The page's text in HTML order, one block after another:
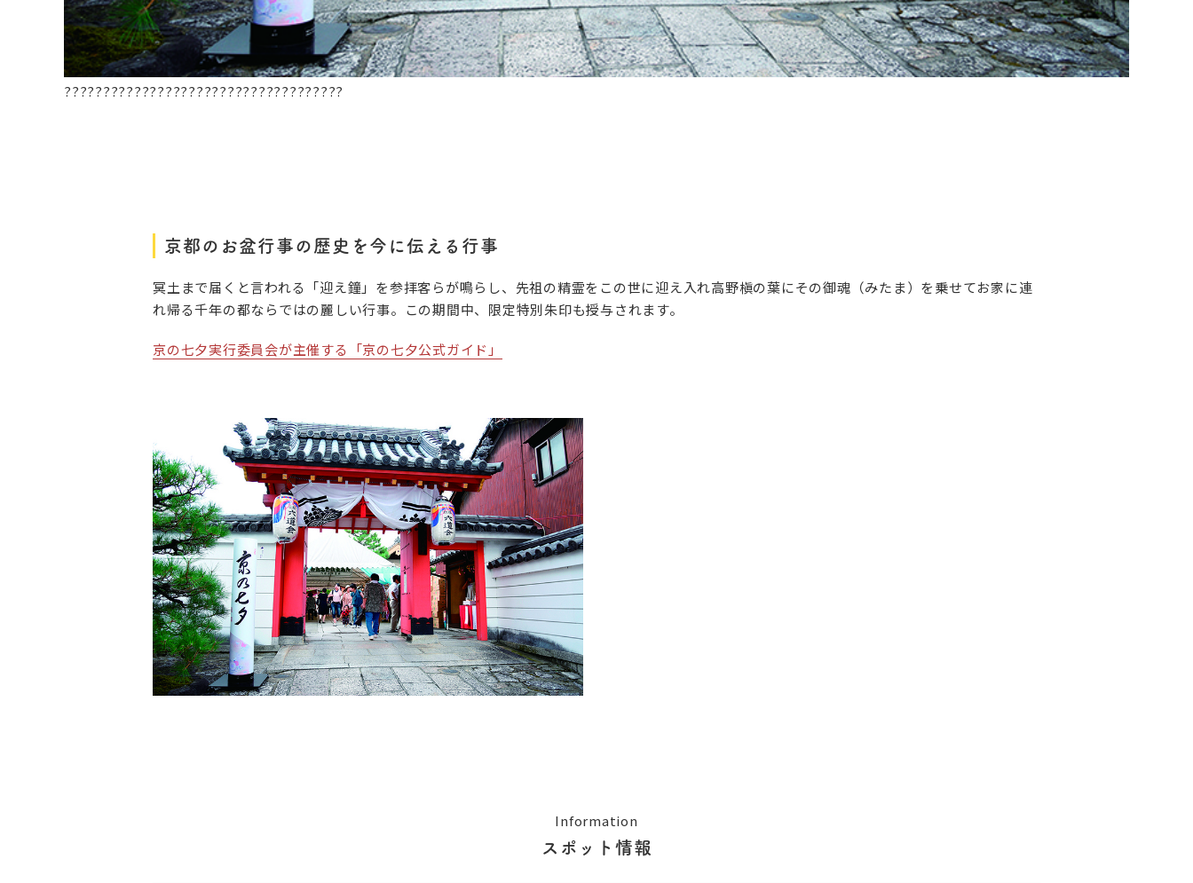
????????????????????????????????????
京都のお盆行事の歴史を今に伝える行事
冥土まで届くと言われる「迎え鐘」を参拝客らが鳴らし、先祖の精霊をこの世に迎え入れ高野槇の葉にその御魂（みたま）を乗せてお家に連
れ帰る千年の都ならではの麗しい行事。この期間中、限定特別朱印も授与されます。
京の七夕実行委員会が主催する「京の七夕公式ガイド」
Information
スポット情報